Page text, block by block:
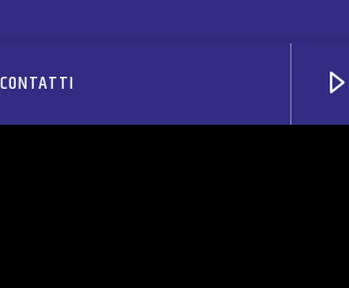
CONTATTI